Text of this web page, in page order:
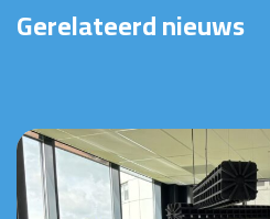
Gerelateerd nieuws